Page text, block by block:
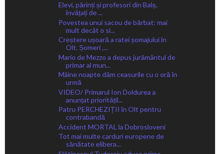
Elevi, părinți și profesori din Balș,
învățați de ...
Povestea unui sacou de bărbat: mai
mult decât o si...
Creștere ușoară a ratei șomajului în
Olt. Șomeri ,...
Mario de Mezzo a depus jurământul de
primar al mun...
Mâine noapte dăm ceasurile cu o oră în
urmă
VIDEO/ Primarul Ion Doldurea a
anunțat prioritățil...
Patru PERCHEZIȚII în Olt pentru
contrabandă
Accident MORTAL la Dobrosloveni
Tot mai multe carduri europene de
sănătate elibera...